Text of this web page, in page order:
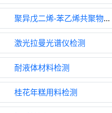
聚异戊二烯-苯乙烯共聚物检测
激光拉曼光谱仪检测
耐液体材料检测
桂花年糕用料检测